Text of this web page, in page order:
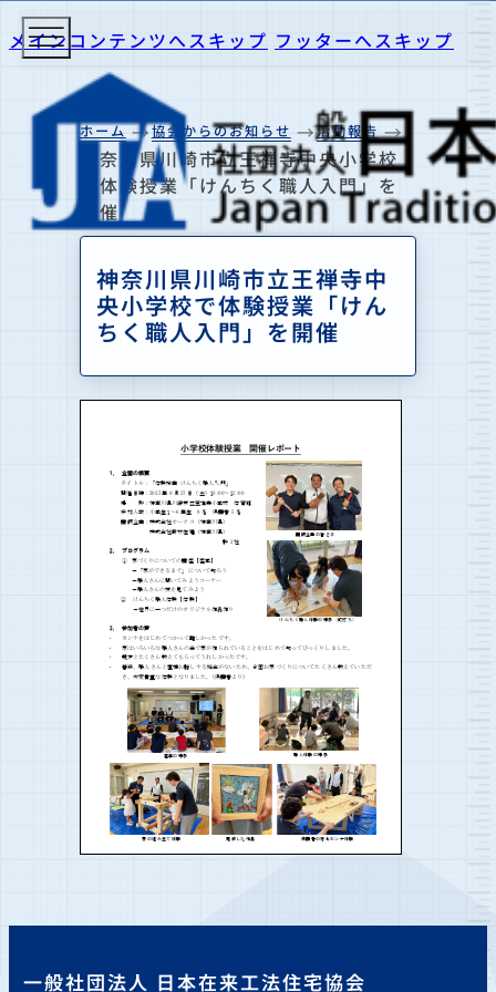
メインコンテンツへスキップ フッターへスキップ
ホーム 協会からのお知らせ 活動報告
神奈川県川崎市立王禅寺中央小学校
で体験授業「けんちく職⼈⼊⾨」を
開催
神奈川県川崎市立王禅寺中
央小学校で体験授業「けん
ちく職⼈⼊⾨」を開催
一般社団法人 日本在来工法住宅協会